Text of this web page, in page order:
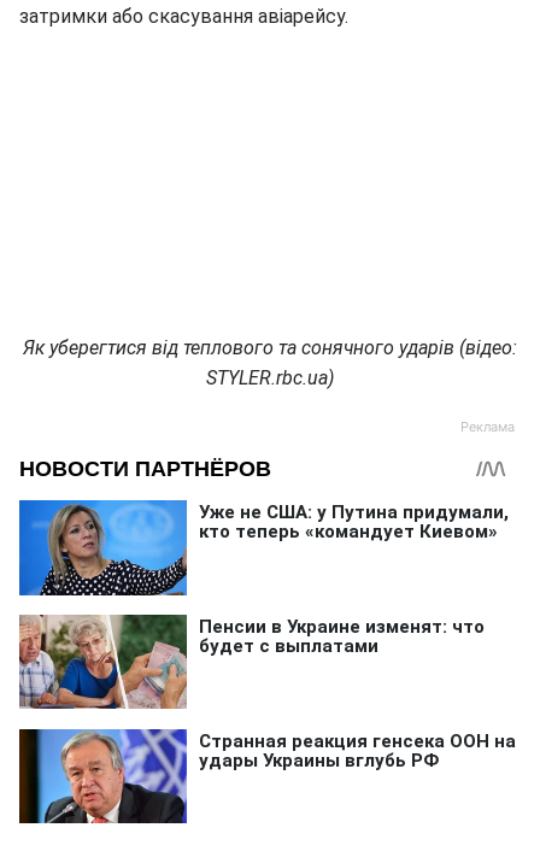
затримки або скасування авіарейсу.
Як уберегтися від теплового та сонячного ударів (відео:
STYLER.rbc.ua)